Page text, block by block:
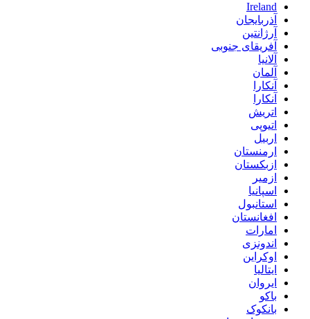
Ireland
آذربایجان
آرژانتین
آفریقای جنوبی
آلانیا
آلمان
آنکارا
آنکارا
اتریش
اتیوپی
اربیل
ارمنستان
ازبکستان
ازمیر
اسپانیا
استانبول
افغانستان
امارات
اندونزی
اوکراین
ایتالیا
ایروان
باکو
بانکوک